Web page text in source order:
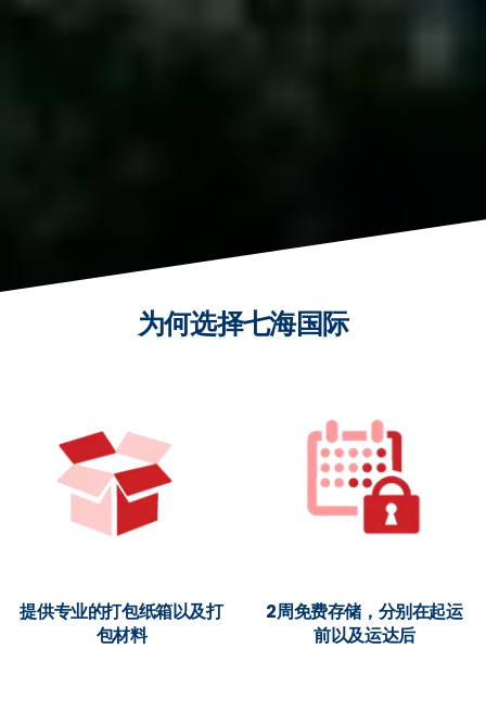
为何选择七海国际
提供专业的打包纸箱以及打
包材料
2周免费存储，分别在起运
前以及运达后